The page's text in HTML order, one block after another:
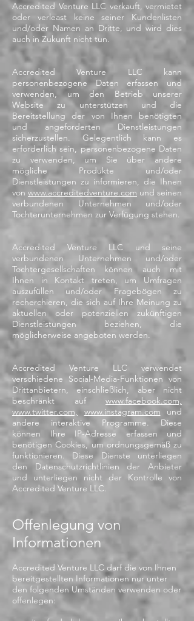
Accredited Venture LLC verkauft, vermietet
oder verleast keine seiner Kundenlisten
und/oder Namen an Dritte, und wird dies
auch in Zukunft nicht tun.
Accredited Venture LLC kann
personenbezogene Daten erfassen und
verwenden, um den Betrieb unserer
Website zu unterstützen und die
Bereitstellung der von Ihnen benötigten
und angeforderten Dienstleistungen
sicherzustellen. Gelegentlich kann es
erforderlich sein, personenbezogene Daten
zu verwenden, um Sie über andere
mögliche Produkte und/oder
Dienstleistungen zu informieren, die Ihnen
von www.accreditedventure.com und seinen
verbundenen Unternehmen und/oder
Tochterunternehmen zur Verfügung stehen.
Accredited Venture LLC und seine
verbundenen Unternehmen und/oder
Tochtergesellschaften können auch mit
Ihnen in Kontakt treten, um Umfragen
auszufüllen und/oder Fragebögen zu
recherchieren, die sich auf Ihre Meinung zu
aktuellen oder potenziellen zukünftigen
Dienstleistungen beziehen, die
möglicherweise angeboten werden.
Accredited Venture LLC verwendet
verschiedene Social-Media-Funktionen von
Drittanbietern, einschließlich, aber nicht
beschränkt auf www.facebook.com,
www.twitter.com,
www.instagram.com und
andere interaktive Programme. Diese
können Ihre IP-Adresse erfassen und
benötigen Cookies, um ordnungsgemäß zu
funktionieren. Diese Dienste unterliegen
den Datenschutzrichtlinien der Anbieter
und unterliegen nicht der Kontrolle von
Accredited Venture LLC.
Offenlegung von
Informationen
Accredited Venture LLC darf die von Ihnen
bereitgestellten Informationen nur unter
den folgenden Umständen verwenden oder
offenlegen: